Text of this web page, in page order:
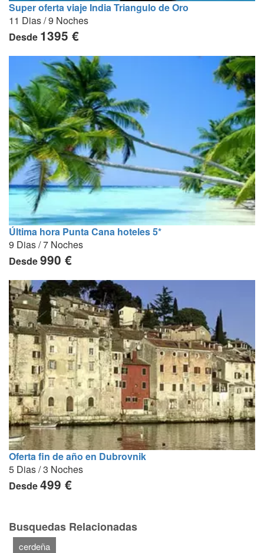
Super oferta viaje India Triangulo de Oro
11 Dias / 9 Noches
Desde 1395 €
Última hora Punta Cana hoteles 5*
9 Dias / 7 Noches
Desde990 €
Oferta fin de año en Dubrovnik
5 Dias / 3 Noches
Desde499 €
Busquedas Relacionadas
cerdeña